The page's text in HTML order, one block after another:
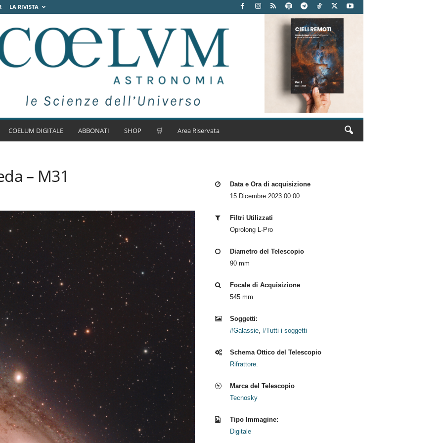
LA RIVISTA
COELUM DIGITALE ABBONATI SHOP 🛒 Area Riservata
– M31
Data e Ora di acquisizione
15 Dicembre 2023 00:00
Filtri Utilizzati
Oprolong L-Pro
Diametro del Telescopio
90 mm
Focale di Acquisizione
545 mm
Soggetti:
#Galassie, #Tutti i soggetti
Schema Ottico del Telescopio
Rifrattore.
Marca del Telescopio
Tecnosky
Tipo Immagine:
Digitale